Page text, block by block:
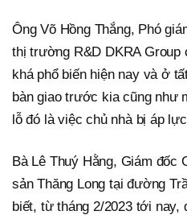
Ông Võ Hồng Thắng, Phó
thị trường R&D DKRA Group
khá phổ biến hiện nay và ở
bàn giao trước kia cũng như
lỗ đó là việc chủ nhà bị áp
Bà Lê Thuý Hằng, Giám đốc
sản Thăng Long tại đường
biết, từ tháng 2/2023 tới nay,